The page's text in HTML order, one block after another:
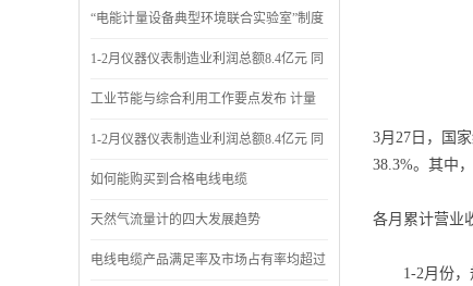
“电能计量设备典型环境联合实验室”制度
评审会召开
1-2月仪器仪表制造业利润总额8.4亿元 同
比下降71.7%
工业节能与综合利用工作要点发布 计量
仪表成节能“先锋”
1-2月仪器仪表制造业利润总额8.4亿元 同
比下降71.7%
如何能购买到合格电线电缆
天然气流量计的四大发展趋势
电线电缆产品满足率及市场占有率均超过
3月27日，国
38.3%。其中
各月累计营业
1-2月份，规